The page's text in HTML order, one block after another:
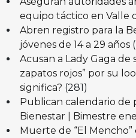
equipo táctico en Valle
Abren registro para la
jóvenes de 14 a 29 años
Acusan a Lady Gaga
zapatos rojos” por su
significa? (281)
Publican calendario de
Bienestar | Bimestre
Muerte de “El